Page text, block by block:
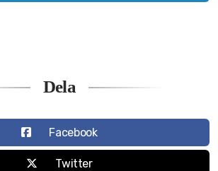
Dela
Facebook
Twitter